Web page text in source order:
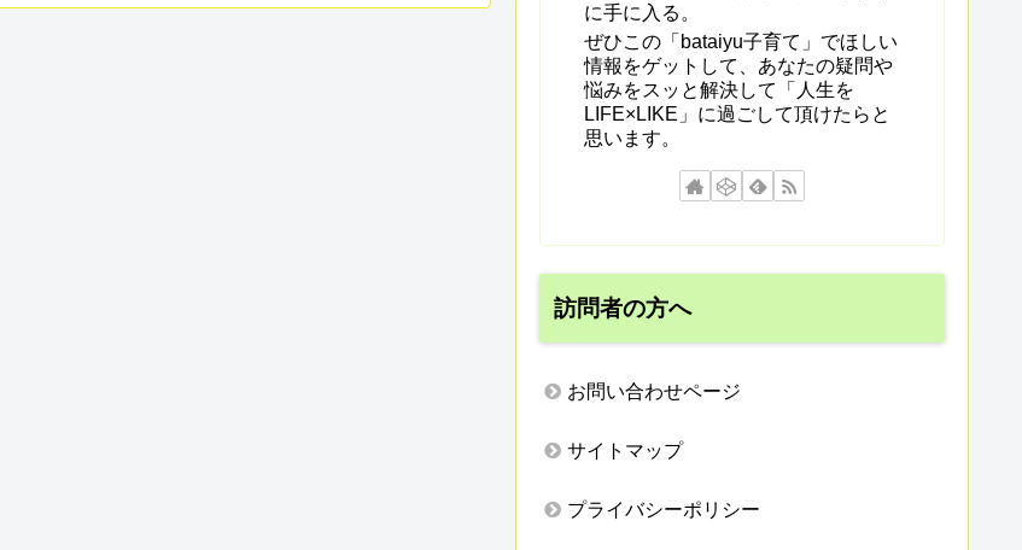
に手に入る。
ぜひこの「bataiyu子育て」でほしい
情報をゲットして、あなたの疑問や
悩みをスッと解決して「人生を
LIFE×LIKE」に過ごして頂けたらと
思います。
訪問者の方へ
お問い合わせページ
サイトマップ
プライバシーポリシー